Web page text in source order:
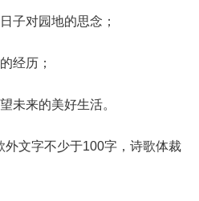
子对园地的思念；
经历；
未来的美好生活。
外文字不少于100字，诗歌体裁